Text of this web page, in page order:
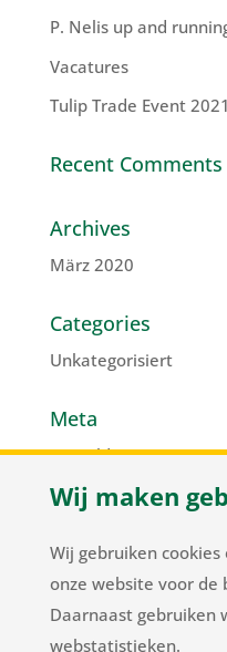
P. Nelis up and
Vacatures
Tulip Trade Event
Recent Comments
Archives
März 2020
Categories
Unkategorisiert
Meta
Anmelden
Eintrags-Feed
WordPress.org
Wij maken
Wij gebruiken
onze website voor de
Daarnaast gebruiken
webstatistieken.